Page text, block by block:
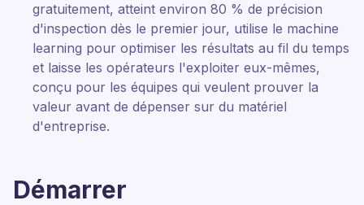
gratuitement, atteint environ 80 % de précision
d'inspection dès le premier jour, utilise le machine
learning pour optimiser les résultats au fil du temps
et laisse les opérateurs l'exploiter eux-mêmes,
conçu pour les équipes qui veulent prouver la
valeur avant de dépenser sur du matériel
d'entreprise.
Démarrer